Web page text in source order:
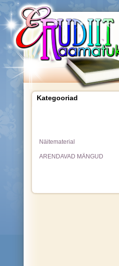
Kategooriad
Näitematerial
ARENDAVAD MÄNGUD